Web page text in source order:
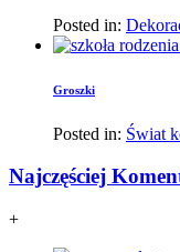
Posted in:
Groszki
Posted in: Świat
Najczęściej
+